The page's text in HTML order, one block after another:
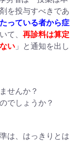
を投与すべきであ
っている者から症
て、 再診料は算定
い 」と通知を出し
せんか？
でしょうか？
は、はっきりとは